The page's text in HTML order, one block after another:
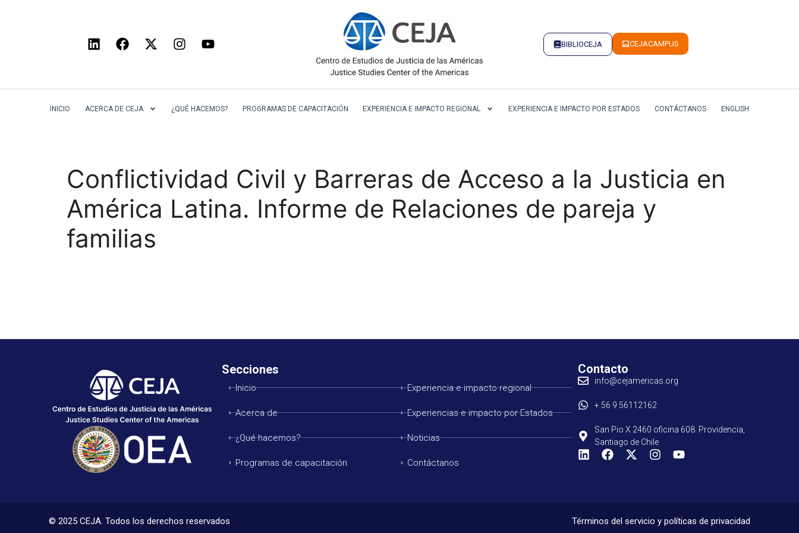
BIBLIOCEJA CEJACAMPUS
INICIO ACERCA DE CEJA ¿QUÉ HACEMOS? PROGRAMAS DE CAPACITACIÓN EXPERIENCIA E IMPACTO REGIONAL EXPERIENCIA E IMPACTO POR ESTADOS CONTÁCTANOS ENGLISH
Conflictividad Civil y Barreras de Acceso a la Justicia en
América Latina. Informe de Relaciones de pareja y
familias
Secciones
Inicio
Acerca de
¿Qué hacemos?
Programas de capacitación
Experiencia e impacto regional
Experiencias e impacto por Estados
Noticias
Contáctanos
Contacto
info@cejamericas.org
+ 56 9 56112162
San Pio X 2460 oficina 608. Providencia,
Santiago de Chile
© 2025 CEJA. Todos los derechos reservados Términos del servicio y políticas de privacidad